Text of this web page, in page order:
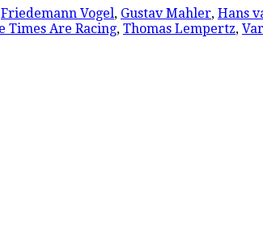
Friedemann Vogel, Gustav Mahler, Hans
Times Are Racing, Thomas Lempertz,